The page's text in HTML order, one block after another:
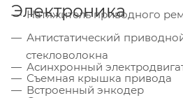
Натяжитель приводного
Антистатический
стекловолокна
Съемная крышка привода
Электроника
Асинхронный
Встроенный энкодер